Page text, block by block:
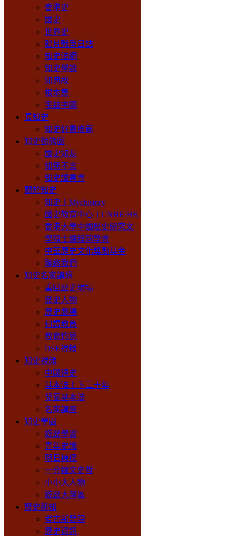
香港史
國史
世界史
鴉片戰爭日誌
知史法網
知史學說
知典故
根本集
宅兹中國
長知史
知史好書推薦
知史動態圈
國史知友
知無不言
知史讀書會
關於知史
知史丨Mychistory
國史教育中心丨CNHE·HK
香港大學中國歷史研究文
學碩士課程同學會
中華歷史文化獎勵基金
聯絡我們
知史名家講壇
重回歷史現場
歷史人物
歷史劇場
何謂教育
教育灼見
DSE視頻
知史視頻
中國通史
基本法上下三十年
兒童基本法
名家講座
知史學園
遊歷學習
青年史識
明日棟樑
一分鐘文史哲
小小大人物
遊歷大灣區
歷史新知
考古新發現
歷史資訊